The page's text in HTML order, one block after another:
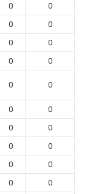
0
0
0
0
0
0
0 0
0 0
0
0
0
0
0
0
0
0
0
0